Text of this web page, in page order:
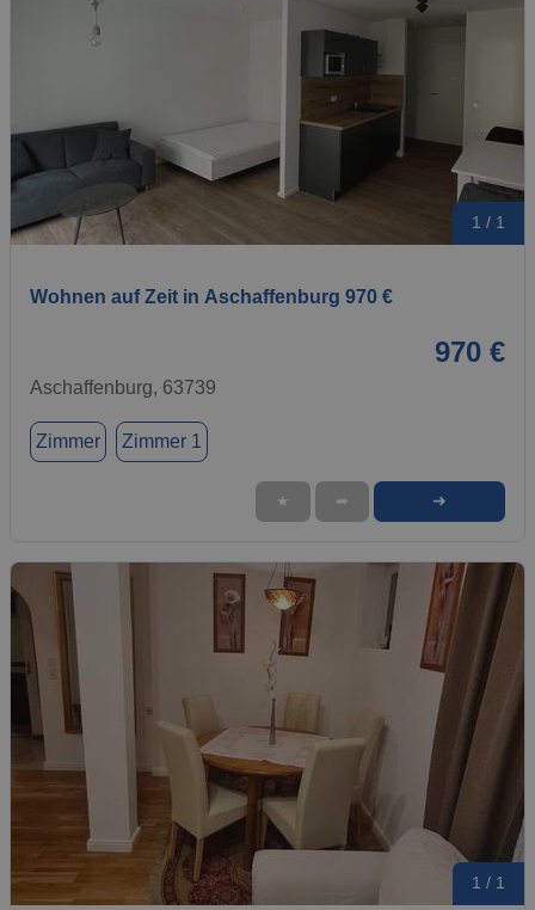
1 / 1
Wohnen auf Zeit in Aschaffenburg 970 €
970 €
Aschaffenburg, 63739
Zimmer Zimmer 1
★ ➦ ➜
1 / 1